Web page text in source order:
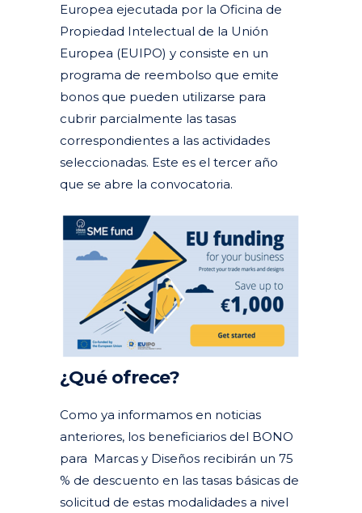
Europea ejecutada por la Oficina de
Propiedad Intelectual de la Unión
Europea (EUIPO) y consiste en un
programa de reembolso que emite
bonos que pueden utilizarse para
cubrir parcialmente las tasas
correspondientes a las actividades
seleccionadas. Este es el tercer año
que se abre la convocatoria.
¿Qué ofrece?
Como ya informamos en noticias
anteriores, los beneficiarios del BONO
para Marcas y Diseños recibirán un 75
% de descuento en las tasas básicas de
solicitud de estas modalidades a nivel